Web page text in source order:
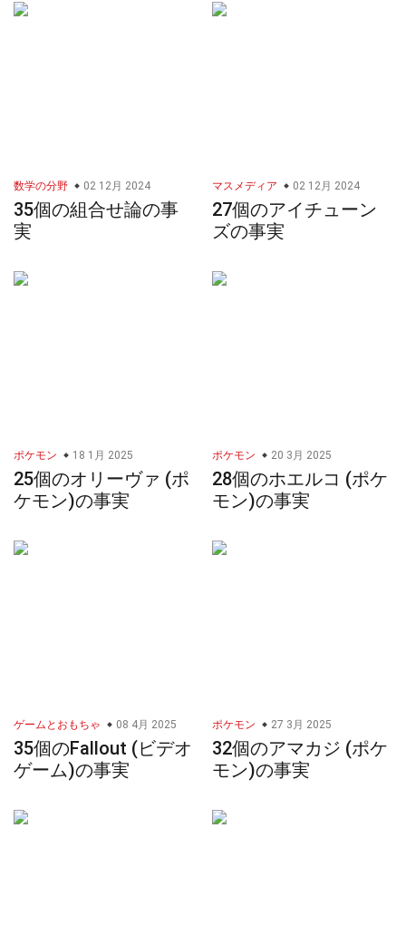
数学の分野 02 12月 2024
35個の組合せ論の事
実
マスメディア 02 12月 2024
27個のアイチューン
ズの事実
ポケモン 18 1月 2025
25個のオリーヴァ (ポ
ケモン)の事実
ポケモン 20 3月 2025
28個のホエルコ (ポケ
モン)の事実
ゲームとおもちゃ 08 4月 2025
35個のFallout (ビデオ
ゲーム)の事実
ポケモン 27 3月 2025
32個のアマカジ (ポケ
モン)の事実